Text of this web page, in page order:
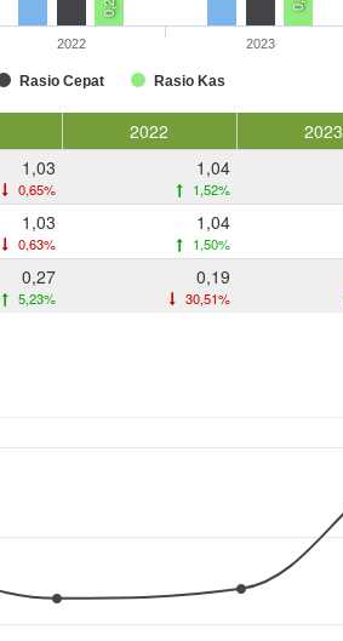
0,2
Rasio Cepat Rasio Kas
2022 2023
2022 2023
1,03
0,65%
1,04
1,52%
1,03
0,63%
1,04
1,50%
0,27
5,23%
0,19
30,51%